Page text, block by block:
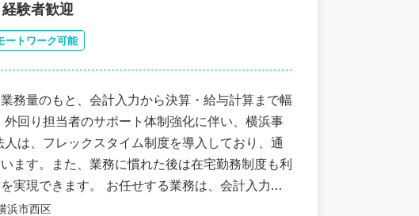
験者歓迎
ートワーク可能
務量のもと、会計入力から決算・給与計算まで幅
ます。また、業務に慣れた後は在宅勤務制度も利
る業務は、会計入力や
、決算業務まで多岐にわたります。年間を通じて
浜市西区